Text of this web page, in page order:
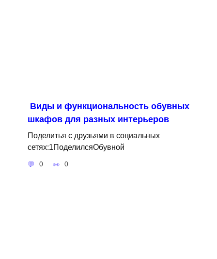
Виды и функциональность обувных
шкафов для разных интерьеров
Поделитья с друзьями в социальных
сетях:1ПоделилсяОбувной
0 0